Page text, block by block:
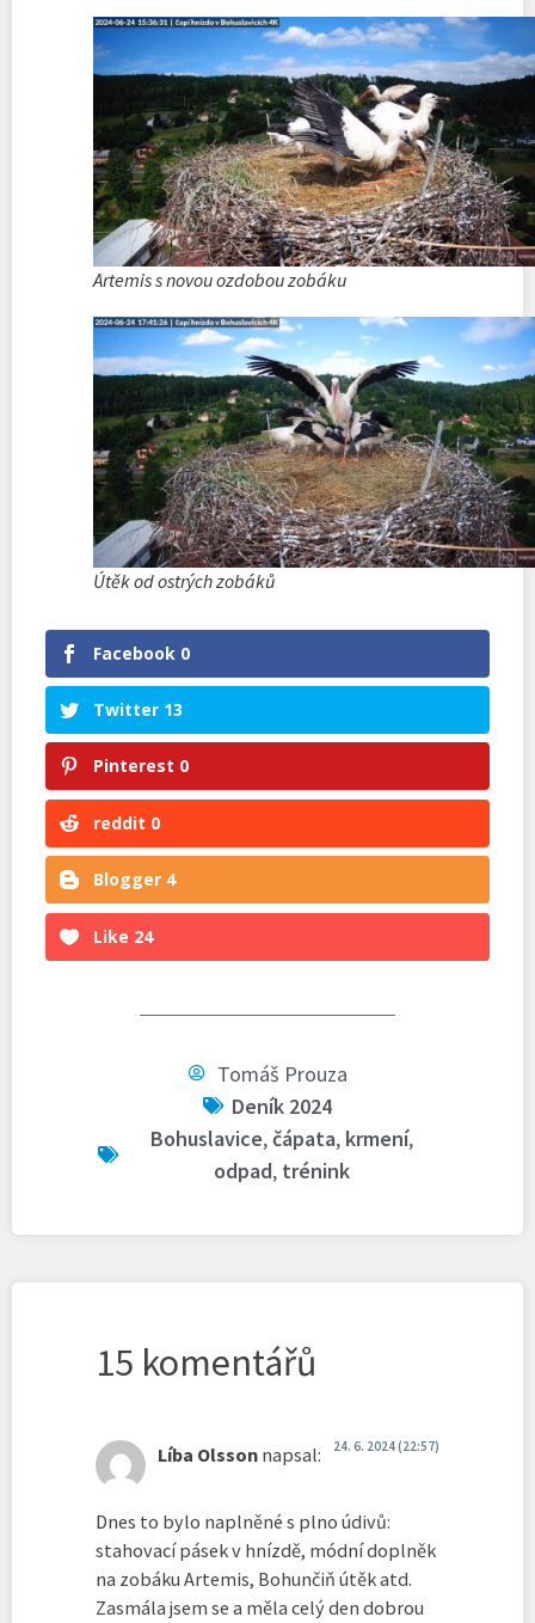
Artemis s novou ozdobou zobáku
Útěk od ostrých zobáků
Facebook 0
Twitter 13
Pinterest 0
reddit 0
Blogger 4
Like 24
Tomáš Prouza
Deník 2024
Bohuslavice,čápata, krmení,
odpad, trénink
15 komentářů
Líba Olsson napsal: 24. 6. 2024 (22:57)
Dnes to bylo naplněné s plno údivů:
stahovací pásek v hnízdě, módní doplněk
na zobáku Artemis, Bohunčiň útěk atd.
Zasmála jsem se a měla celý den dobrou